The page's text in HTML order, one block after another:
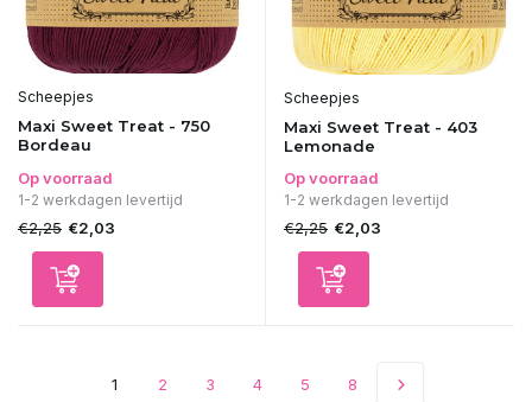
Scheepjes
Maxi Sweet Treat - 750
Bordeau
Op voorraad
1-2 werkdagen levertijd
€2,25 €2,03
Scheepjes
Maxi Sweet Treat - 403
Lemonade
Op voorraad
1-2 werkdagen levertijd
€2,25 €2,03
1 2 3 4 5 8